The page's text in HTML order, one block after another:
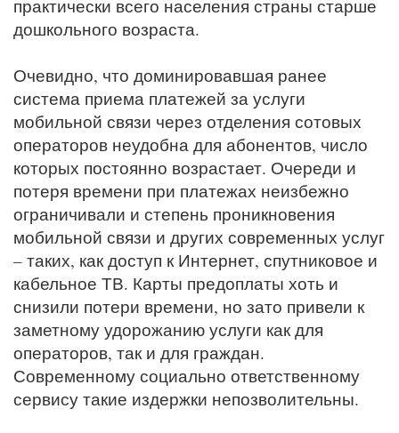
практически всего населения страны старше
дошкольного возраста.
Очевидно, что доминировавшая ранее
система приема платежей за услуги
мобильной связи через отделения сотовых
операторов неудобна для абонентов, число
которых постоянно возрастает. Очереди и
потеря времени при платежах неизбежно
ограничивали и степень проникновения
мобильной связи и других современных услуг
– таких, как доступ к Интернет, спутниковое и
кабельное ТВ. Карты предоплаты хоть и
снизили потери времени, но зато привели к
заметному удорожанию услуги как для
операторов, так и для граждан.
Современному социально ответственному
сервису такие издержки непозволительны.